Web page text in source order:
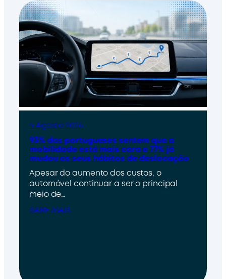
4 Agosto 2026
93% dos portugueses sentem que a
mobilidade está mais cara e 77% já
mudou os seus hábitos de deslocação
Apesar do aumento dos custos, o
automóvel continuar a ser o principal
meio de…
SABE MAIS